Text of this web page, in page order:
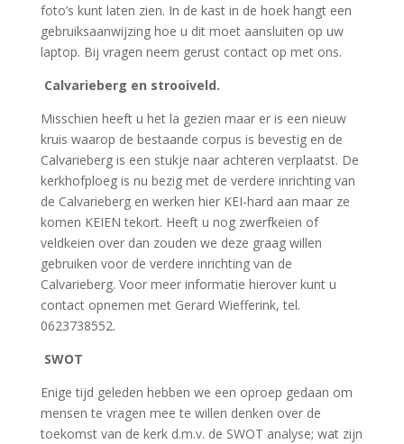
foto’s kunt laten zien. In de kast in de hoek hangt een
gebruiksaanwijzing hoe u dit moet aansluiten op uw
laptop. Bij vragen neem gerust contact op met ons.
Calvarieberg en strooiveld.
Misschien heeft u het la gezien maar er is een nieuw
kruis waarop de bestaande corpus is bevestig en de
Calvarieberg is een stukje naar achteren verplaatst. De
kerkhofploeg is nu bezig met de verdere inrichting van
de Calvarieberg en werken hier KEI-hard aan maar ze
komen KEIEN tekort. Heeft u nog zwerfkeien of
veldkeien over dan zouden we deze graag willen
gebruiken voor de verdere inrichting van de
Calvarieberg. Voor meer informatie hierover kunt u
contact opnemen met Gerard Wiefferink, tel.
0623738552.
SWOT
Enige tijd geleden hebben we een oproep gedaan om
mensen te vragen mee te willen denken over de
toekomst van de kerk d.m.v. de SWOT analyse; wat zijn